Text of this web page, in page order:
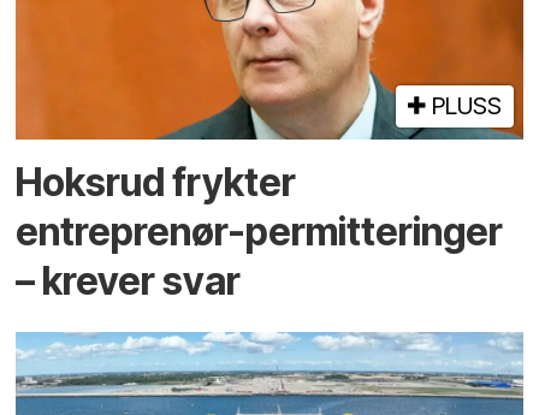
PLUSS
Hoksrud frykter
entreprenør-permitteringer
– krever svar